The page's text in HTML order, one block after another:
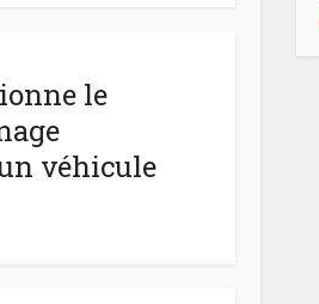
le
véhicule